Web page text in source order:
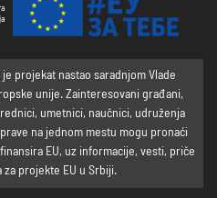
projekat nastao saradnjom Vlade
unije. Zainteresovani građani,
umetnici, naučnici, udruženja
na jednom mestu mogu pronaći
EU, uz informacije, vesti, priče
za projekte EU u Srbiji.